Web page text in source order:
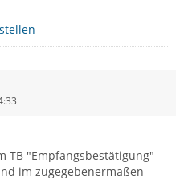
TB "Empfangsbestätigung"
im zugegebenermaßen